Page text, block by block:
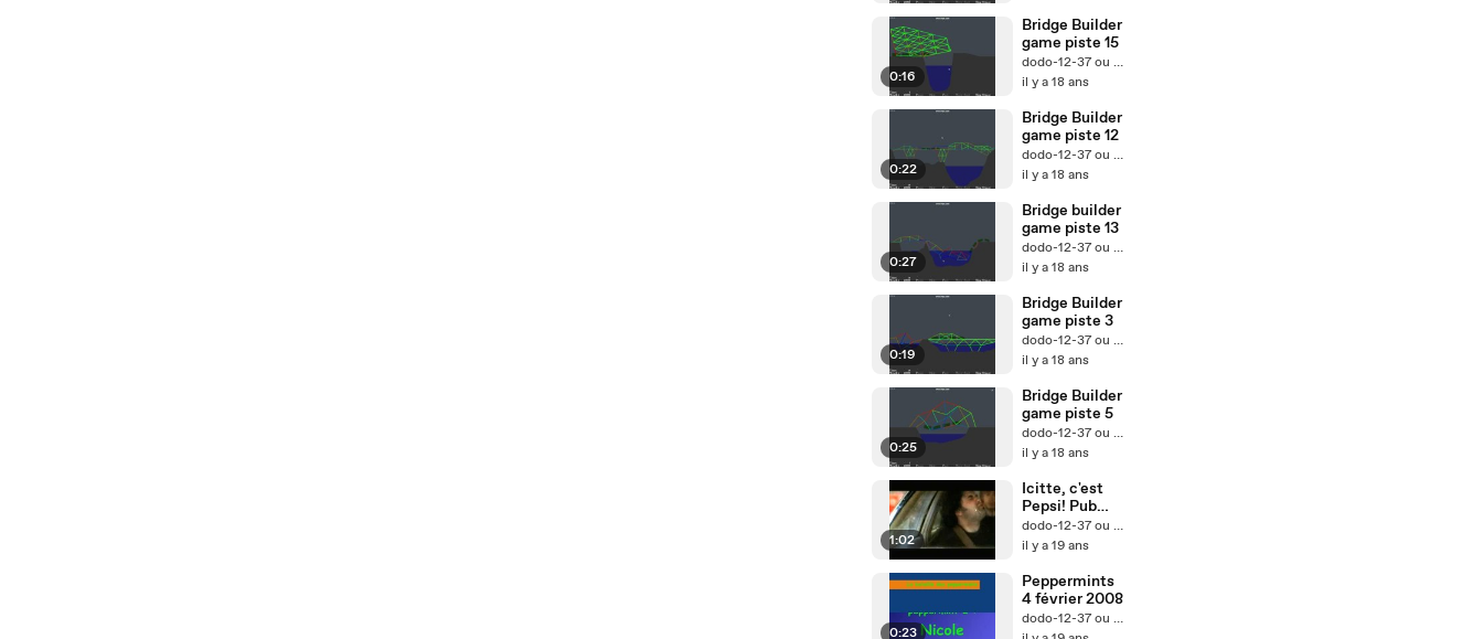
0:16
Bridge Builder
game piste 15
dodo-12-37 ou Lego Mania
il y a 18 ans
0:22
Bridge Builder
game piste 12
dodo-12-37 ou Lego Mania
il y a 18 ans
0:27
Bridge builder
game piste 13
dodo-12-37 ou Lego Mania
il y a 18 ans
0:19
Bridge Builder
game piste 3
dodo-12-37 ou Lego Mania
il y a 18 ans
0:25
Bridge Builder
game piste 5
dodo-12-37 ou Lego Mania
il y a 18 ans
1:02
Icitte, c'est
Pepsi! Pub
pour le
Québec
dodo-12-37 ou Lego Mania
il y a 19 ans
0:23
Peppermints
4 février 2008
dodo-12-37 ou Lego Mania